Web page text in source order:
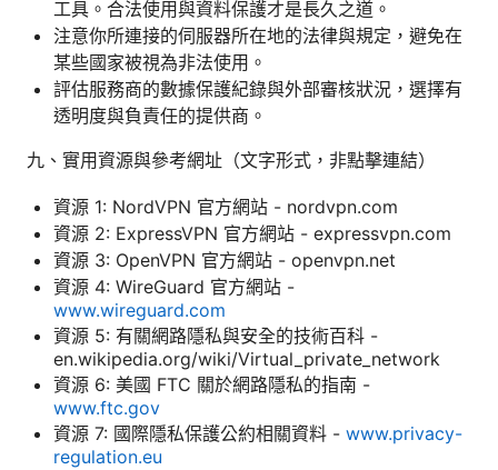
工具。合法使用與資料保護才是長久之道。
注意你所連接的伺服器所在地的法律與規定，避免在
某些國家被視為非法使用。
評估服務商的數據保護紀錄與外部審核狀況，選擇有
透明度與負責任的提供商。
九、實用資源與參考網址（文字形式，非點擊連結）
資源 1: NordVPN 官方網站 - nordvpn.com
資源 2: ExpressVPN 官方網站 - expressvpn.com
資源 3: OpenVPN 官方網站 - openvpn.net
資源 4: WireGuard 官方網站 -
www.wireguard.com
資源 5: 有關網路隱私與安全的技術百科 -
en.wikipedia.org/wiki/Virtual_private_network
資源 6: 美國 FTC 關於網路隱私的指南 -
www.ftc.gov
資源 7: 國際隱私保護公約相關資料 - www.privacy-
regulation.eu